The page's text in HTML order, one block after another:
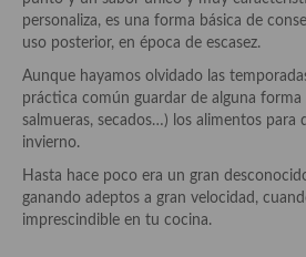
Adobos
Aperitivos
Bebidas
Bocadillos, hamburguesas, sándwich,
demás
personaliza, es una forma básica de
uso posterior, en época de escasez.
Aunque hayamos olvidado las
práctica común guardar de alguna forma
salmueras, secados…) los alimentos para
invierno.
Hasta hace poco era un gran
ganando adeptos a gran velocidad,
imprescindible en tu cocina.